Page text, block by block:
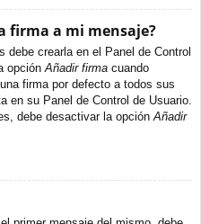
firma a mi mensaje?
debe crearla en el Panel de Control
opción Añadir firma cuando
firma por defecto a todos sus
en su Panel de Control de Usuario.
debe desactivar la opción Añadir